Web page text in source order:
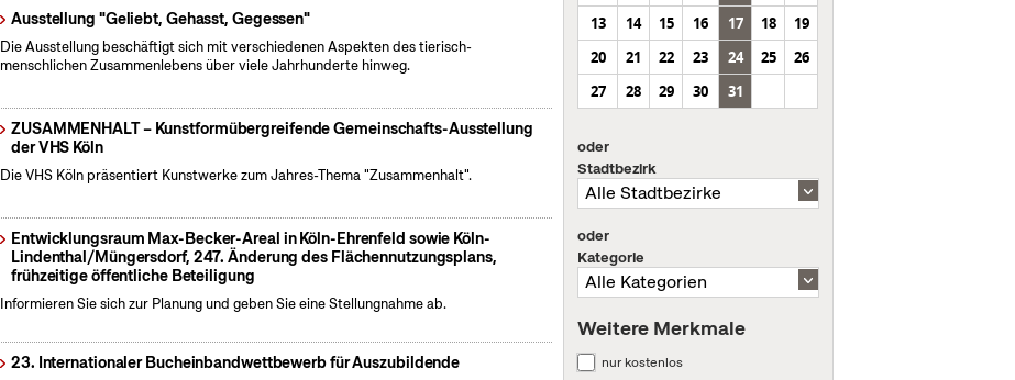
Ausstellung "Geliebt, Gehasst, Gegessen"
Die Ausstellung beschäftigt sich mit verschiedenen Aspekten des tierisch-
menschlichen Zusammenlebens über viele Jahrhunderte hinweg.
ZUSAMMENHALT – Kunstformübergreifende Gemeinschafts-Ausstellung
der VHS Köln
Die VHS Köln präsentiert Kunstwerke zum Jahres-Thema "Zusammenhalt".
Entwicklungsraum Max-Becker-Areal in Köln-Ehrenfeld sowie Köln-
Lindenthal/Müngersdorf, 247. Änderung des Flächennutzungsplans,
frühzeitige öffentliche Beteiligung
Informieren Sie sich zur Planung und geben Sie eine Stellungnahme ab.
23. Internationaler Bucheinbandwettbewerb für Auszubildende
13
14 15 16 17 18
19
20
21 22 23 24 25
26
27
28 29 30 31
oder
Stadtbezirk
oder
Kategorie
Weitere Merkmale
nur kostenlos